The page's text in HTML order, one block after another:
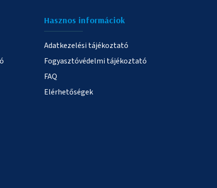
Hasznos informáciok
Adatkezelési tájékoztató
Fogyasztóvédelmi tájékoztató
FAQ
Elérhetőségek